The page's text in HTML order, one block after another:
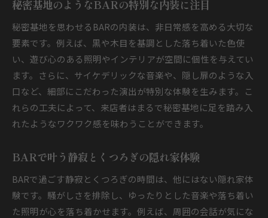
秘密基地のようなBARの特別な内装に注目
秘密基地を思わせるBARの内装は、非日常感を高める大切な
要素です。例えば、黒や木目を基調とした落ち着いた色使
い、遊び心のある照明やインテリアが空間に個性を与えてい
ます。さらに、サイケデリックな音楽や、隠し扉のような入
口など、細部にこだわった演出が特別な体験を生みます。こ
れらの工夫によって、来店者はまるで秘密基地に足を踏み入
れたようなワクワク感を味わうことができます。
BARで叶う静寂とくつろぎの隠れ家体験
BARで過ごす静寂とくつろぎの時間は、他にはない隠れ家体
験です。騒がしさを排除し、ゆったりとした音楽や落ち着い
た照明が心を落ち着かせます。例えば、周囲の会話が気にな